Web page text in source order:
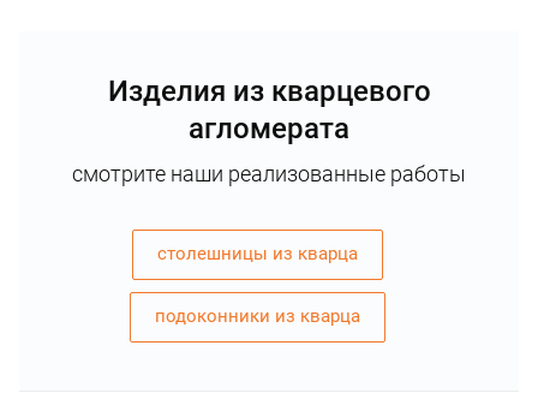
Изделия из кварцевого
агломерата
смотрите наши реализованные работы
столешницы из кварца
подоконники из кварца